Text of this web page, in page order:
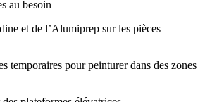
au besoin
et de l’Alumiprep sur les pièces
pour peinturer dans des zones